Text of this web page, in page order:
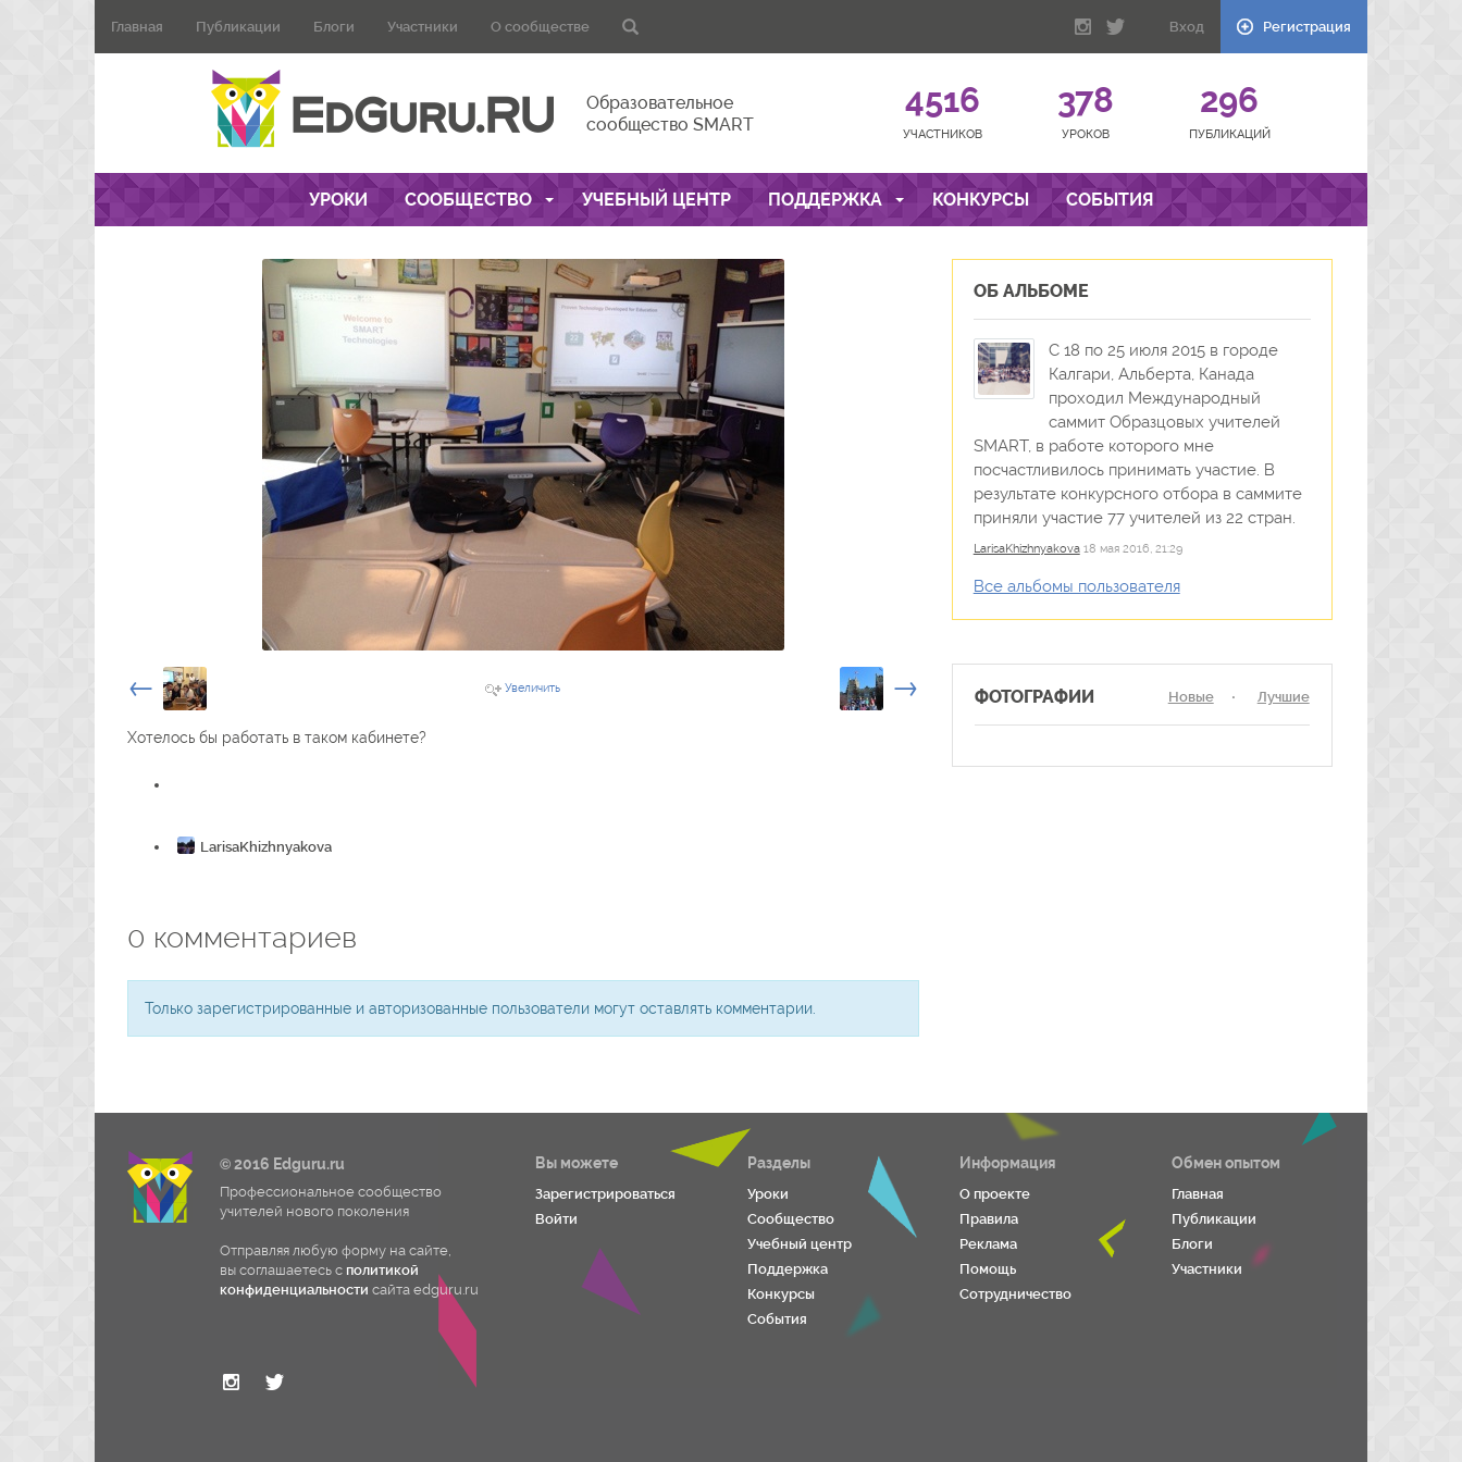
Главная Публикации Блоги Участники О сообществе Вход Регистрация
Образовательное
сообщество SMART
4516
УЧАСТНИКОВ
378
УРОКОВ
296
ПУБЛИКАЦИЙ
УРОКИ СООБЩЕСТВО УЧЕБНЫЙ ЦЕНТР ПОДДЕРЖКА КОНКУРСЫ СОБЫТИЯ
→
Увеличить
←
Хотелось бы работать в таком кабинете?
LarisaKhizhnyakova
0 комментариев
Только зарегистрированные и авторизованные пользователи могут оставлять комментарии.
ОБ АЛЬБОМЕ
С 18 по 25 июля 2015 в городе
Калгари, Альберта, Канада
проходил Международный
саммит Образцовых учителей
SMART, в работе которого мне
посчастливилось принимать участие. В
результате конкурсного отбора в саммите
приняли участие 77 учителей из 22 стран.
LarisaKhizhnyakova 18 мая 2016, 21:29
Все альбомы пользователя
ФОТОГРАФИИ Новые Лучшие
© 2016 Edguru.ru
Профессиональное сообщество
учителей нового поколения
Отправляя любую форму на сайте,
вы соглашаетесь с политикой
конфиденциальности сайта edguru.ru
Вы можете
Зарегистрироваться
Войти
Разделы
Уроки
Сообщество
Учебный центр
Поддержка
Конкурсы
События
Информация
О проекте
Правила
Реклама
Помощь
Сотрудничество
Обмен опытом
Главная
Публикации
Блоги
Участники